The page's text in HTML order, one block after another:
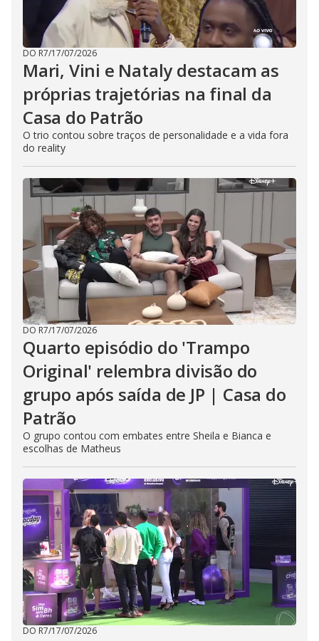
DO R7/17/07/2026
Mari, Vini e Nataly destacam as
próprias trajetórias na final da
Casa do Patrão
O trio contou sobre traços de personalidade e a vida fora
do reality
DO R7/17/07/2026
Quarto episódio do 'Trampo
Original' relembra divisão do
grupo após saída de JP | Casa do
Patrão
O grupo contou com embates entre Sheila e Bianca e
escolhas de Matheus
DO R7/17/07/2026